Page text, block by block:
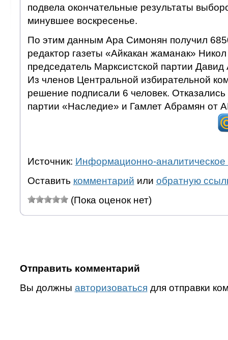
подвела окончательные результаты
минувшее воскресенье.
По этим данным Ара Симонян получил
редактор газеты «Айкакан жаманак»
председатель Марксистской партии
Из членов Центральной избирательной
решение подписали 6 человек.
партии «Наследие» и Гамлет Абрамян от
Источник: Информационно-аналитическое
Оставить комментарий или обратную
(Пока оценок нет)
Отправить комментарий
Вы должны авторизоваться для отправки